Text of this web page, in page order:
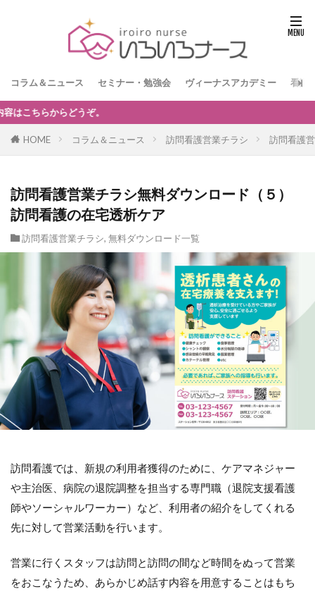
コラム＆ニュース セミナー・勉強会 ヴィーナスアカデミー 看護
HOME コラム＆ニュース 訪問看護営業チラシ 訪問看護
訪問看護営業チラシ無料ダウンロード（５）
訪問看護の在宅透析ケア
訪問看護営業チラシ, 無料ダウンロード一覧
訪問看護では、新規の利用者獲得のために、ケアマネジャー
や主治医、病院の退院調整を担当する専門職（退院支援看護
師やソーシャルワーカー）など、利用者の紹介をしてくれる
先に対して営業活動を行います。
営業に行くスタッフは訪問と訪問の間など時間をぬって営業
をおこなうため、あらかじめ話す内容を用意することはもち